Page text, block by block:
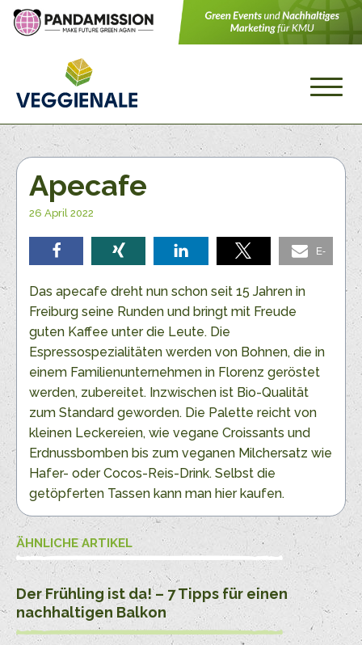
Apecafe
26 April 2022
teilen teilen teilen
E-
Mail
Das apecafe dreht nun schon seit 15 Jahren in
Freiburg seine Runden und bringt mit Freude
guten Kaffee unter die Leute. Die
Espressospezialitäten werden von Bohnen, die in
einem Familienunternehmen in Florenz geröstet
werden, zubereitet. Inzwischen ist Bio-Qualität
zum Standard geworden. Die Palette reicht von
kleinen Leckereien, wie vegane Croissants und
Erdnussbomben bis zum veganen Milchersatz wie
Hafer- oder Cocos-Reis-Drink. Selbst die
getöpferten Tassen kann man hier kaufen.
ÄHNLICHE ARTIKEL
Der Frühling ist da! – 7 Tipps für einen
nachhaltigen Balkon